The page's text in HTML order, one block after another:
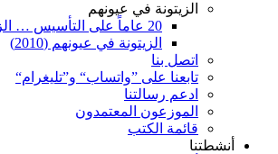
الزيتونة في عيونهم
20 عاماً على التأسيس … الزيتونة في عيونهم (2024)
الزيتونة في عيونهم (2010)
اتصل بنا
تابعنا على ”واتساب“ و”تليغرام“
ادعم رسالتنا
الموزعون المعتمدون
قائمة الكتب
أنشطتنا